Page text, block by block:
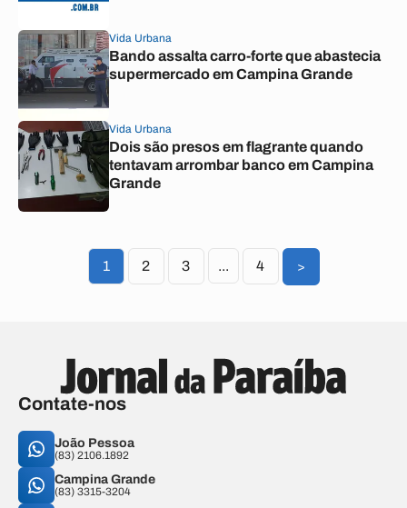
Vida Urbana
Bando assalta carro-forte que abastecia
supermercado em Campina Grande
Vida Urbana
Dois são presos em flagrante quando
tentavam arrombar banco em Campina
Grande
1 2 3 ... 4 >
Contate-nos
João Pessoa
(83) 2106.1892
Campina Grande
(83) 3315-3204